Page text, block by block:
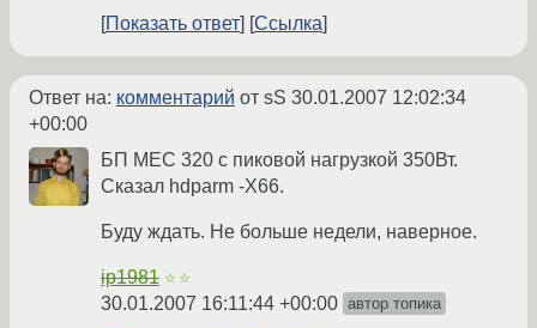
Показать ответ
Ссылка
Ответ на: комментарий от sS 30.01.2007 12:02:34
+00:00
БП MEC 320 с пиковой нагрузкой 350Вт.
Сказал hdparm -X66.
Буду ждать. Не больше недели, наверное.
ip1981 ☆☆
30.01.2007 16:11:44 +00:00 автор топика